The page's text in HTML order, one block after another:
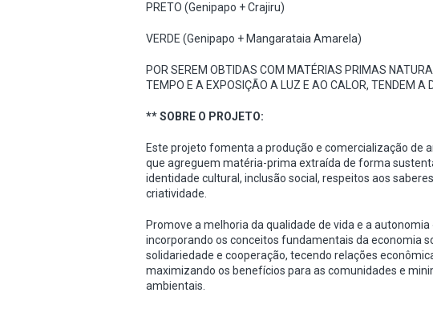
PRETO (Genipapo + Crajiru)
VERDE (Genipapo + Mangarataia Amarela)
POR SEREM OBTIDAS COM MATÉRIAS PRIMAS
TEMPO E A EXPOSIÇÃO A LUZ E AO CALOR, TENDEM A
** SOBRE O PROJETO:
Este projeto fomenta a produção e comercialização de
que agreguem matéria-prima extraída de forma
identidade cultural, inclusão social, respeitos aos
criatividade.
Promove a melhoria da qualidade de vida e a
incorporando os conceitos fundamentais da economia
solidariedade e cooperação, tecendo relações
maximizando os benefícios para as comunidades e
ambientais.